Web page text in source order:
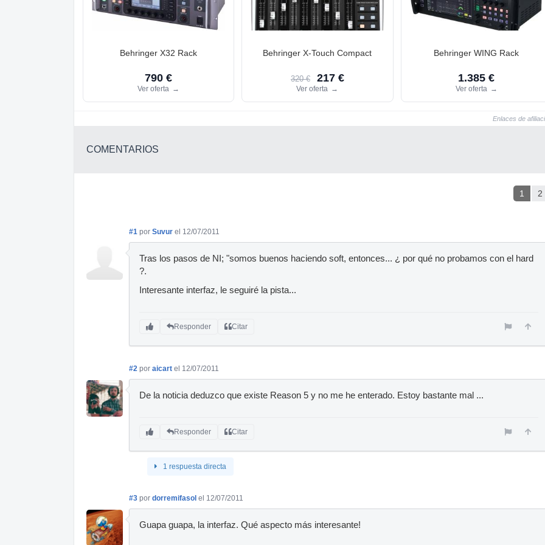
Behringer X32 Rack
790 €
Ver oferta →
Behringer X-Touch Compact
320 € 217 €
Ver oferta →
Behringer WING Rack
1.385 €
Ver oferta →
Enlaces de
COMENTARIOS
1 2
#1 por Suvur el 12/07/2011
Tras los pasos de NI; "somos buenos haciendo soft, entonces... ¿ por qué no probamos con el hard
?.
Interesante interfaz, le seguiré la pista...
Responder Citar
#2 por aicart el 12/07/2011
De la noticia deduzco que existe Reason 5 y no me he enterado. Estoy bastante mal ...
Responder Citar
1 respuesta directa
#3 por dorremifasol el 12/07/2011
Guapa guapa, la interfaz. Qué aspecto más interesante!